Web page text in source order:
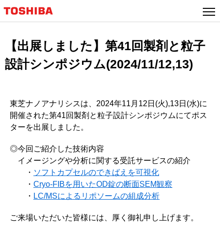
【出展しました】第41回製剤と粒子
設計シンポジウム(2024/11/12,13)
東芝ナノアナリシスは、2024年11月12日(火),13日(水)に
開催された第41回製剤と粒子設計シンポジウムにてポス
ターを出展しました。
◎今回ご紹介した技術内容
イメージングや分析に関する受託サービスの紹介
・ ソフトカプセルのできばえを可視化
・ Cryo-FIBを用いたOD錠の断面SEM観察
・ LC/MSによるリポソームの組成分析
ご来場いただいた皆様には、厚く御礼申し上げます。